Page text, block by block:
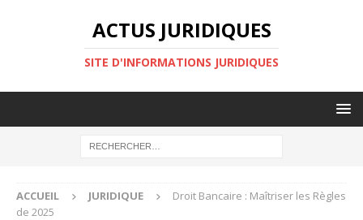
ACTUS JURIDIQUES
SITE D'INFORMATIONS JURIDIQUES
ACCUEIL JURIDIQUE
Droit Bancaire : Maîtriser les Règles
de 2025